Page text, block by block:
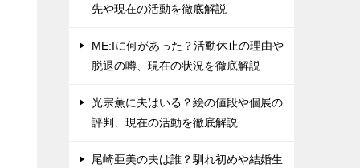
先や現在の活動を徹底解説
ME:Iに何があった？活動休止の理由や
脱退の噂、現在の状況を徹底解説
光宗薫に夫はいる？絵の値段や個展の
評判、現在の活動を徹底解説
尾崎亜美の夫は誰？馴れ初めや結婚生